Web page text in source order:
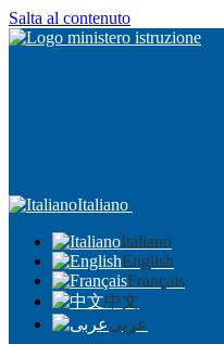
Salta al contenuto
Italiano
Italiano
English
Français
中文
عربى